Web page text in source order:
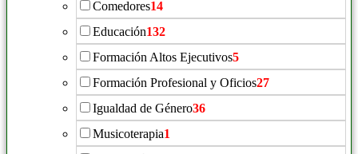
Comedores14
Educación132
Formación Altos Ejecutivos5
Formación Profesional y Oficios27
Igualdad de Género36
Musicoterapia1